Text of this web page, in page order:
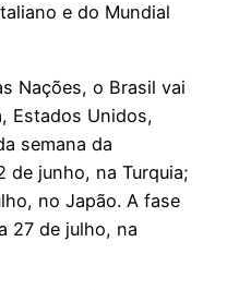
e do Mundial
Nações, o Brasil vai
Estados Unidos,
semana da
de junho, na Turquia;
no Japão. A fase
27 de julho, na